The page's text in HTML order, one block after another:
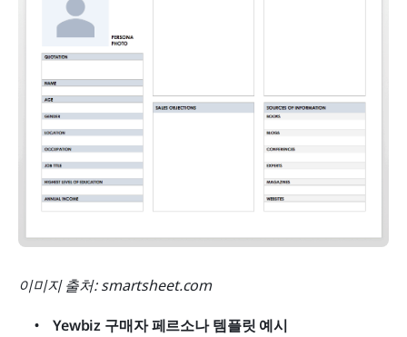
이미지 출처: smartsheet.com
Yewbiz 구매자 페르소나 템플릿 예시